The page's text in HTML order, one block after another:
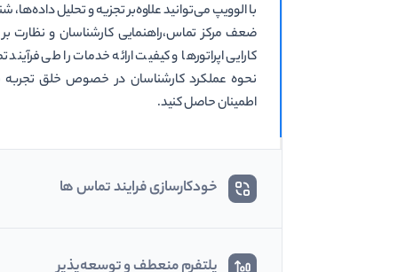
با الوویپ می‌توانید علاوه‌بر تجزیه و تحلیل
ضعف مرکز تماس،راهنمایی کارشناسان و نظارت بر
کارایی اپراتورها و کیفیت ارائه خدمات را طی فرآیند
نحوه عملکرد کارشناسان در خصوص خلق تجربه
اطمینان حاصل کنید.
خودکارسازی فرایند تماس ها
پلتفرم منعطف و توسعه‌پذیر